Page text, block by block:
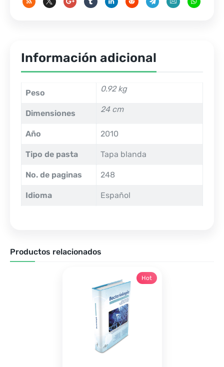
Información adicional
Peso 0.92 kg
Dimensiones 24 cm
Año 2010
Tipo de pasta Tapa blanda
No. de paginas 248
Idioma Español
Productos relacionados
Hot